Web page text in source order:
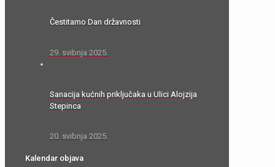
Čestitamo Dan državnosti
29. svibnja 2025.
Sanacija kućnih priključaka u Ulici Alojzija
Stepinca
20. svibnja 2025.
Kalendar objava